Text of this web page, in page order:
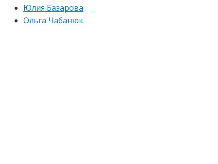
Юлия Базарова
Ольга Чабанюк